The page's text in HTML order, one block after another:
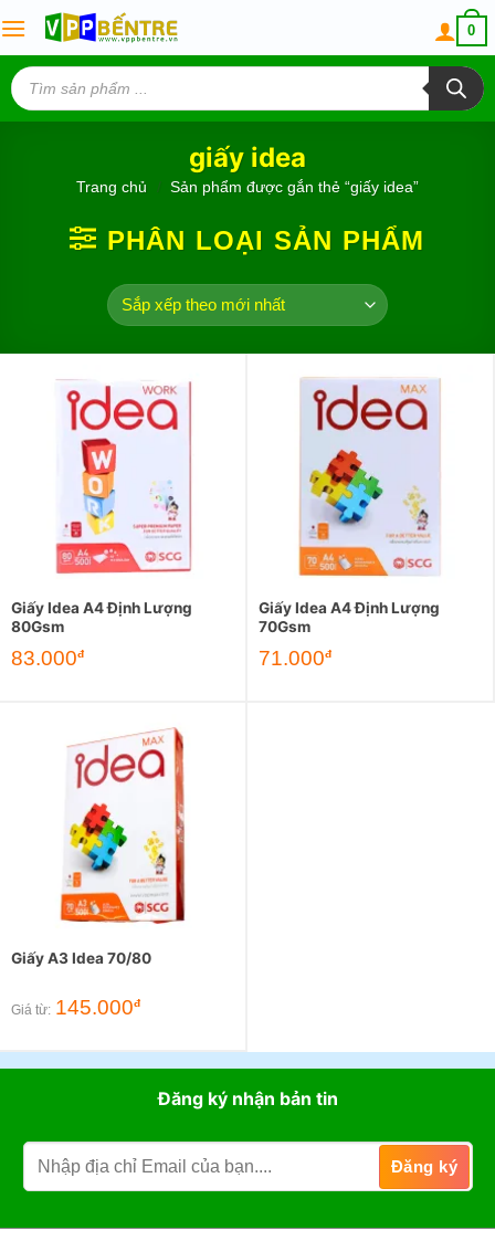
to
content
0
Tìm
kiếm
sản
phẩm
giấy idea
Trang chủ Sản phẩm được gắn thẻ “giấy idea”
PHÂN LOẠI SẢN PHẨM
Giấy Idea A4 Định Lượng
80Gsm
83.000đ
Giấy Idea A4 Định Lượng
70Gsm
71.000đ
Giấy A3 Idea 70/80
Giá từ: 145.000đ
Đăng ký nhận bản tin